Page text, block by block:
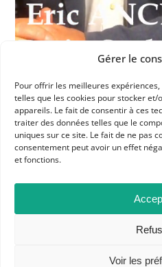
Gérer le
Pour offrir les meilleures
telles que les cookies pour stocker
appareils. Le fait de consentir à ces
traiter des données telles que le
uniques sur ce site. Le fait de ne pas
consentement peut avoir un effet
et fonctions.
Voir les
Dans les catégories
RESSOURCES
HISTOIRE CONTEMPORAINE
ÉLÉMENTAIRE
LYCÉE GÉNÉRAL ET